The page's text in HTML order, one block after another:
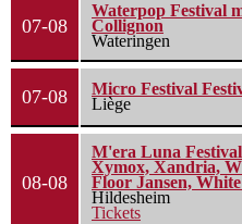
07-08
Waterpop Festival
Collignon
Wateringen
07-08
Micro Festival
Liège
08-08
M'era Luna
Xymox, Xandria,
Floor Jansen,
Hildesheim
Tickets